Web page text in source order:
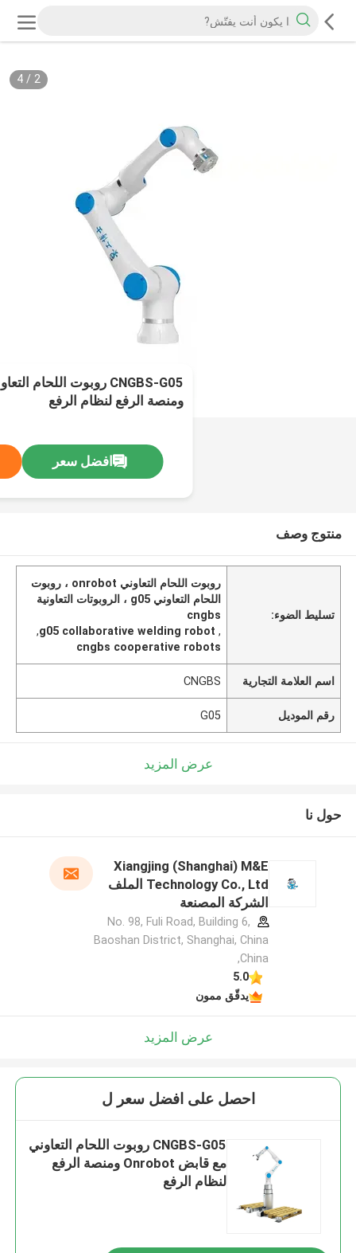
2
/
4
ومنصة الرفع لنظام الرفع
افضل سعر
منتوج وصف
تسليط الضوء:
روبوت اللحام التعاوني onrobot ، روبوت
اللحام التعاوني g05 ، الروبوتات التعاونية
cngbs
,
g05 collaborative welding robot
,
cngbs cooperative robots
اسم العلامة التجارية CNGBS
رقم الموديل G05
عرض المزيد
حول نا
Xiangjing (Shanghai) M&E
Technology Co., Ltd الملف
الشركة المصنعة
No. 98, Fuli Road, Building 6,
Baoshan District, Shanghai, China
,China
5.0
يدقّق ممون
عرض المزيد
احصل على افضل سعر ل
CNGBS-G05 روبوت اللحام التعاوني
مع قابض Onrobot ومنصة الرفع
لنظام الرفع